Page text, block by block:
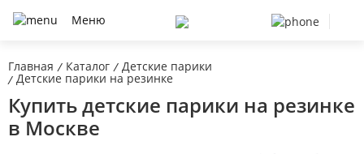
Меню
Главная / Каталог / Детские парики
/ Детские парики на резинке
Купить детские парики на резинке
в Москве